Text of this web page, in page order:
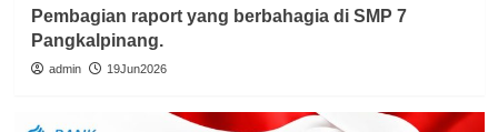
Pembagian raport yang berbahagia di SMP 7
Pangkalpinang.
admin 19Jun2026